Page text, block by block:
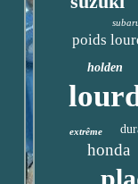
poids
holden
extrême
honda